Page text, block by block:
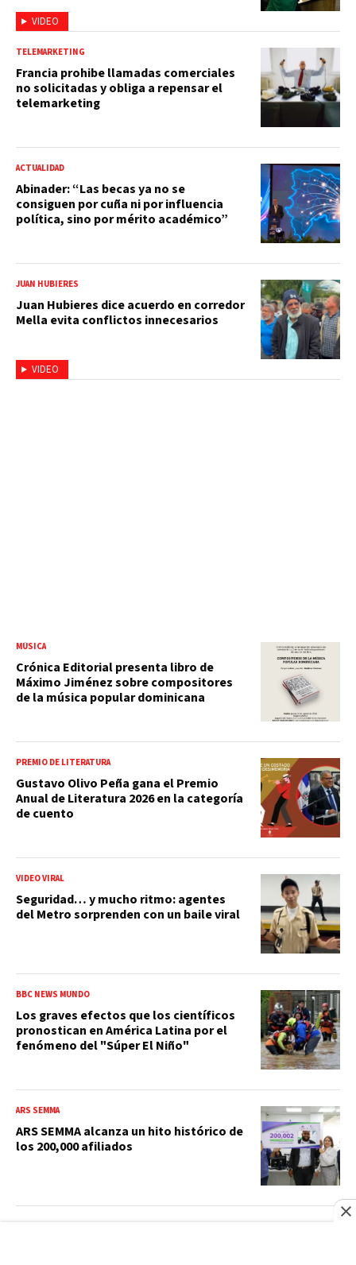
VIDEO
TELEMARKETING
Francia prohibe llamadas comerciales
no solicitadas y obliga a repensar el
telemarketing
ACTUALIDAD
Abinader: “Las becas ya no se
consiguen por cuña ni por influencia
política, sino por mérito académico”
VIDEO
JUAN HUBIERES
Juan Hubieres dice acuerdo en corredor
Mella evita conflictos innecesarios
MÚSICA
Crónica Editorial presenta libro de
Máximo Jiménez sobre compositores
de la música popular dominicana
PREMIO DE LITERATURA
Gustavo Olivo Peña gana el Premio
Anual de Literatura 2026 en la categoría
de cuento
VIDEO VIRAL
Seguridad… y mucho ritmo: agentes
del Metro sorprenden con un baile viral
BBC NEWS MUNDO
Los graves efectos que los científicos
pronostican en América Latina por el
fenómeno del "Súper El Niño"
ARS SEMMA
ARS SEMMA alcanza un hito histórico de
los 200,000 afiliados